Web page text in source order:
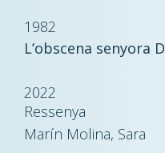
1982
L’obscena senyora D
2022
Ressenya
Marín Molina, Sara